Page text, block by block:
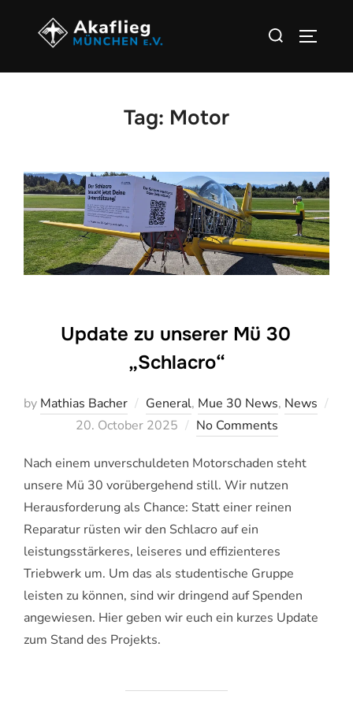
Suchen
Tag: Motor
Update zu unserer Mü 30
„Schlacro“
by Mathias Bacher General, Mue 30 News, News
Veröffentlicht
20. October 2025 No Comments
Nach einem unverschuldeten Motorschaden steht
unsere Mü 30 vorübergehend still. Wir nutzen
Herausforderung als Chance: Statt einer reinen
Reparatur rüsten wir den Schlacro auf ein
leistungsstärkeres, leiseres und effizienteres
Triebwerk um. Um das als studentische Gruppe
leisten zu können, sind wir dringend auf Spenden
angewiesen. Hier geben wir euch ein kurzes Update
zum Stand des Projekts.